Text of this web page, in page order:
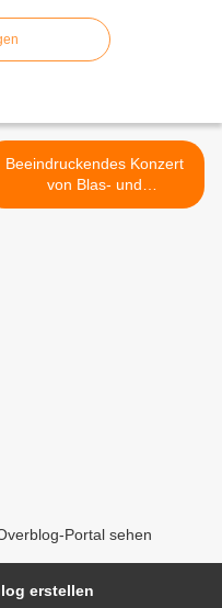
Beeindruckendes Konzert
von Blas- und
Streichorchester des
Portal sehen
erstellen